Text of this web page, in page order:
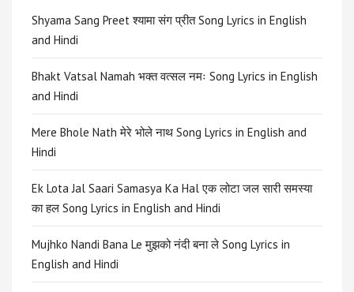
Shyama Sang Preet श्यामा संग प्रीत Song Lyrics in English
and Hindi
Bhakt Vatsal Namah भक्त वत्सल नमः Song Lyrics in English
and Hindi
Mere Bhole Nath मेरे भोले नाथ Song Lyrics in English and
Hindi
Ek Lota Jal Saari Samasya Ka Hal एक लोटा जल सारी समस्या
का हल Song Lyrics in English and Hindi
Mujhko Nandi Bana Le मुझको नंदी बना ले Song Lyrics in
English and Hindi